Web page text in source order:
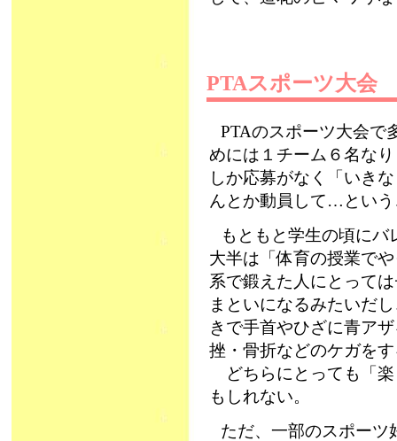
PTAスポーツ大
PTAのスポーツ大会で
めには１チーム６名な
しか応募がなく「いき
んとか動員して…とい
もともと学生の頃に
大半は「体育の授業で
系で鍛えた人にとって
まといになるみたいだ
きで手首やひざに青ア
挫・骨折などのケガを
どちらにとっても「楽
もしれない。
ただ、一部のスポーツ